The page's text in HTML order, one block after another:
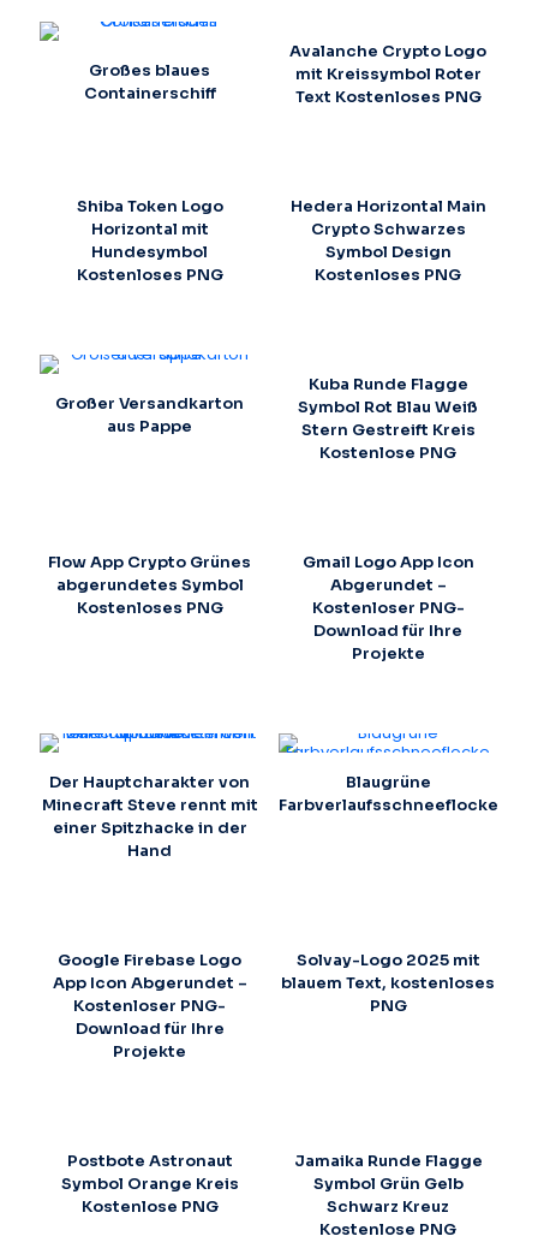
Großes blaues
Containerschiff
Avalanche Crypto Logo
mit Kreissymbol Roter
Text Kostenloses PNG
Shiba Token Logo
Horizontal mit
Hundesymbol
Kostenloses PNG
Hedera Horizontal Main
Crypto Schwarzes
Symbol Design
Kostenloses PNG
Großer Versandkarton
aus Pappe
Kuba Runde Flagge
Symbol Rot Blau Weiß
Stern Gestreift Kreis
Kostenlose PNG
Flow App Crypto Grünes
abgerundetes Symbol
Kostenloses PNG
Gmail Logo App Icon
Abgerundet –
Kostenloser PNG-
Download für Ihre
Projekte
Der Hauptcharakter von
Minecraft Steve rennt mit
einer Spitzhacke in der
Hand
Blaugrüne
Farbverlaufsschneeflocke
Google Firebase Logo
App Icon Abgerundet –
Kostenloser PNG-
Download für Ihre
Projekte
Solvay-Logo 2025 mit
blauem Text, kostenloses
PNG
Postbote Astronaut
Symbol Orange Kreis
Kostenlose PNG
Jamaika Runde Flagge
Symbol Grün Gelb
Schwarz Kreuz
Kostenlose PNG